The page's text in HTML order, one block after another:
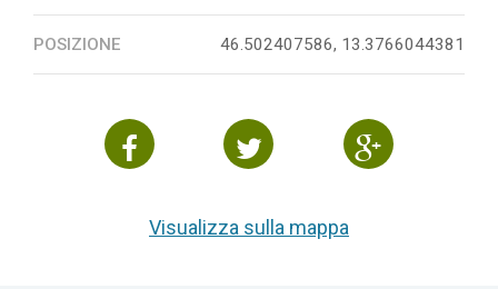
POSIZIONE 46.502407586, 13.3766044381
Visualizza sulla mappa